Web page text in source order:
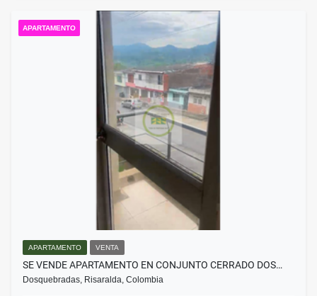
APARTAMENTO
APARTAMENTO VENTA
SE VENDE APARTAMENTO EN CONJUNTO CERRADO DOS…
Dosquebradas, Risaralda, Colombia